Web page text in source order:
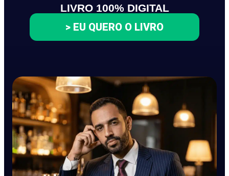
LIVRO 100% DIGITAL
> EU QUERO O LIVRO